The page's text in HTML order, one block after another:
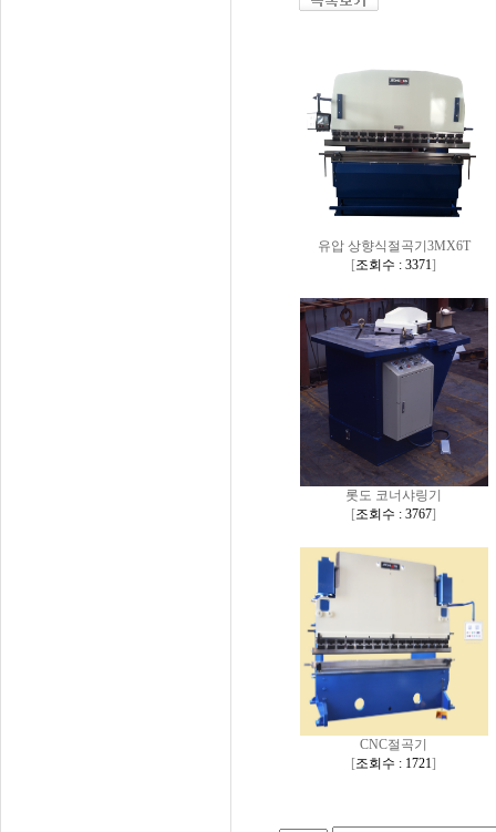
유압 상향식절곡기3MX6T
[조회수 : 3371]
롯도 코너샤링기
[조회수 : 3767]
CNC절곡기
[조회수 : 1721]